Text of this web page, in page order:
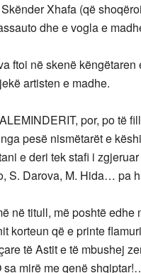
Xhafa (që
dhe e vogla e
ftoi në skenë
artisten e madhe.
por, po të
pesë nismëtarët e
e deri tek stafi i
S. Darova, M. Hida… pa
në titull, më poshtë edhe
korteun që e printe
të Astit e të mbushej
sa mirë me qenë